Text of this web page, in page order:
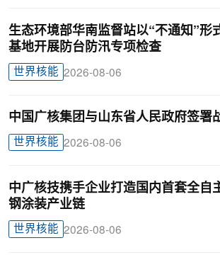
生态环境部华南监督站以“不通知”形
基地开展防台防汛专项检查
世界核能 2026-08-06
中国广核集团与山东省人民政府签署
世界核能 2026-08-06
中广核技携手企业打造国内首套全自
钢涂装产业链
世界核能 2026-08-06